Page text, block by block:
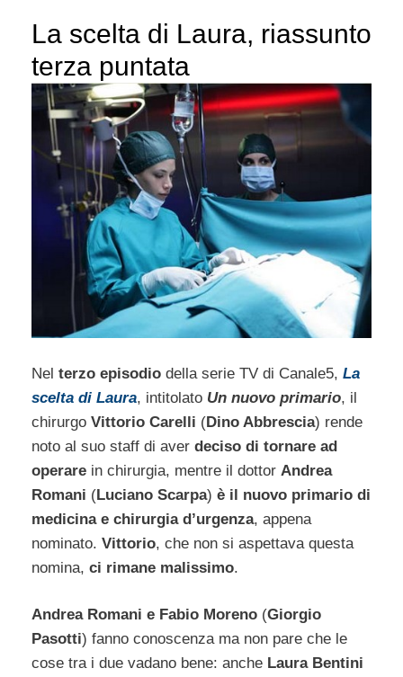
La scelta di Laura, riassunto
terza puntata
Nel terzo episodio della serie TV di Canale5, La
scelta di Laura, intitolato Un nuovo primario, il
chirurgo Vittorio Carelli (Dino Abbrescia) rende
noto al suo staff di aver deciso di tornare ad
operare in chirurgia, mentre il dottor Andrea
Romani (Luciano Scarpa) è il nuovo primario di
medicina e chirurgia d’urgenza, appena
nominato. Vittorio, che non si aspettava questa
nomina, ci rimane malissimo.
Andrea Romani e Fabio Moreno (Giorgio
Pasotti) fanno conoscenza ma non pare che le
cose tra i due vadano bene: anche Laura Bentini